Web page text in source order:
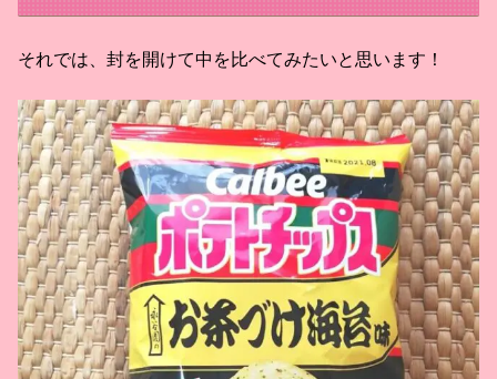
それでは、封を開けて中を比べてみたいと思います！